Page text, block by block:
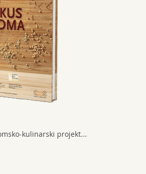
kulinarski projekt...